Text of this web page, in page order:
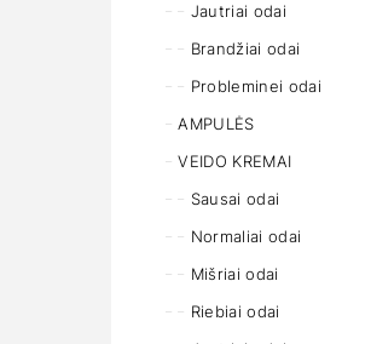
Jautriai odai
Brandžiai odai
Probleminei odai
AMPULĖS
VEIDO KREMAI
Sausai odai
Normaliai odai
Mišriai odai
Riebiai odai